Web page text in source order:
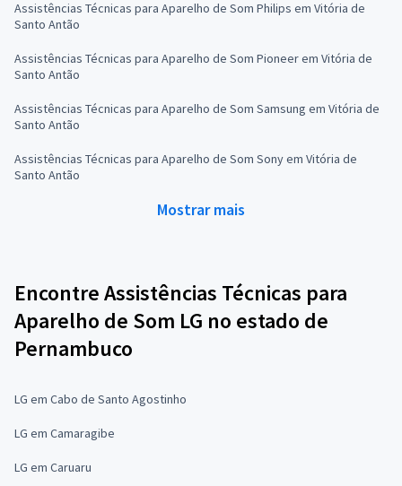
Assistências Técnicas para Aparelho de Som Philips em Vitória de
Santo Antão
Assistências Técnicas para Aparelho de Som Pioneer em Vitória de
Santo Antão
Assistências Técnicas para Aparelho de Som Samsung em Vitória de
Santo Antão
Assistências Técnicas para Aparelho de Som Sony em Vitória de
Santo Antão
Mostrar mais
Encontre Assistências Técnicas para
Aparelho de Som LG no estado de
Pernambuco
LG em Cabo de Santo Agostinho
LG em Camaragibe
LG em Caruaru